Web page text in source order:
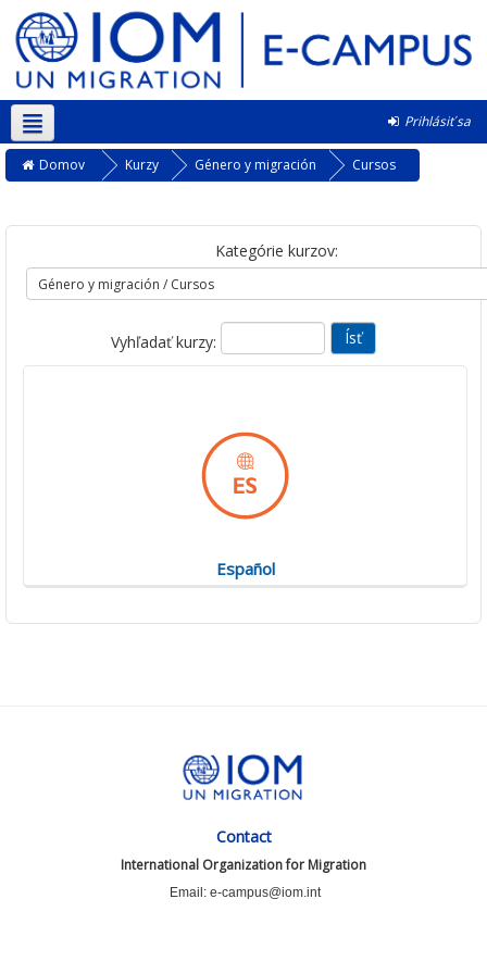
Prihlásiť sa
Slovenčina ‎(sk)‎
Domov Kurzy Género y migración Cursos
Kategórie kurzov:
Vyhľadať kurzy:
Español
Contact
International Organization for Migration
Email: e-campus@iom.int